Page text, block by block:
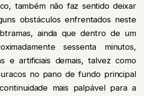
também não faz sentido deixar
obstáculos enfrentados neste
ainda que dentro de um
sessenta minutos,
e artificiais demais, talvez como
no pano de fundo principal
mais palpável para a